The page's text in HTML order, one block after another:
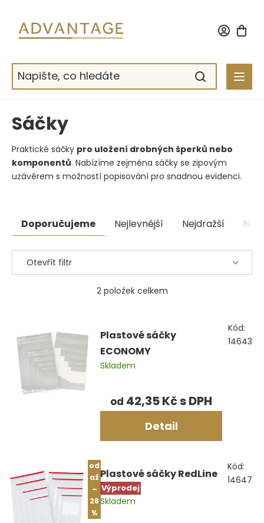
obsah
Sáčky
Praktické sáčky pro uložení drobných šperků nebo
komponentů. Nabízíme zejména sáčky se zipovým
uzávěrem s možností popisování pro snadnou evidenci.
Řazení
produktů
Doporučujeme Nejlevnější Nejdražší
Otevřít filtr
2položek celkem
produktů
Plastové sáčky
ECONOMY
Skladem
od 42,35 Kč
Detail
Kód:
14643
od
až
–
28
%
Výprodej
Plastové sáčky RedLine
Skladem
Kód:
14647